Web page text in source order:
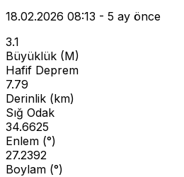
18.02.2026 08:13 - 5 ay önce
3.1
Büyüklük (M)
Hafif Deprem
7.79
Derinlik (km)
Sığ Odak
34.6625
Enlem (°)
27.2392
Boylam (°)